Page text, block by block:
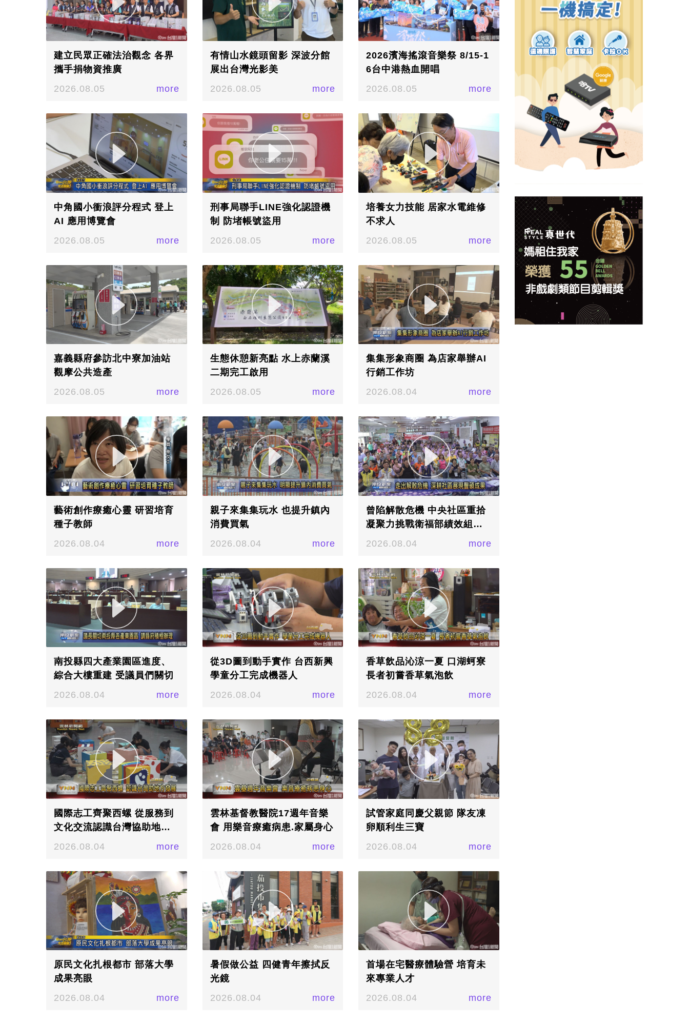
賽有80隊、240人參加，最後20隊來到總決賽。經激烈搶答，冠軍由南投地
區的曾俊豪帶領的隊伍獲得，得到3萬6千元的禮券。
建立民眾正確法治觀念 各界
攜手捐物資推廣
2026.08.05
more
有情山水鏡頭留影 深波分館
展出台灣光影美
2026.08.05
more
2026濱海搖滾音樂祭 8/15-1
6台中港熱血開唱
2026.08.05
more
中角國小衝浪評分程式 登上
AI 應用博覽會
2026.08.05
more
刑事局聯手LINE強化認證機
制 防堵帳號盜用
2026.08.05
more
培養女力技能 居家水電維修
不求人
2026.08.05
more
嘉義縣府參訪北中寮加油站
觀摩公共造產
2026.08.05
more
生態休憩新亮點 水上赤蘭溪
二期完工啟用
2026.08.05
more
集集形象商圈 為店家舉辦AI
行銷工作坊
2026.08.04
more
藝術創作療癒心靈 研習培育
種子教師
2026.08.04
more
親子來集集玩水 也提升鎮內
消費買氣
2026.08.04
more
曾陷解散危機 中央社區重拾
凝聚力挑戰衛福部績效組評
2026.08.04 more
南投縣四大產業園區進度、
綜合大樓重建 受議員們關切
2026.08.04
more
從3D圖到動手實作 台西新興
學童分工完成機器人
2026.08.04
more
香草飲品沁涼一夏 口湖蚵寮
長者初嘗香草氣泡飲
2026.08.04
more
國際志工齊聚西螺 從服務到
文化交流認識台灣協助地方
2026.08.04 more
雲林基督教醫院17週年音樂
會 用樂音療癒病患.家屬身心
2026.08.04
more
試管家庭同慶父親節 隊友凍
卵順利生三寶
2026.08.04
more
原民文化扎根都市 部落大學
成果亮眼
2026.08.04
more
暑假做公益 四健青年擦拭反
光鏡
2026.08.04
more
首場在宅醫療體驗營 培育未
來專業人才
2026.08.04
more